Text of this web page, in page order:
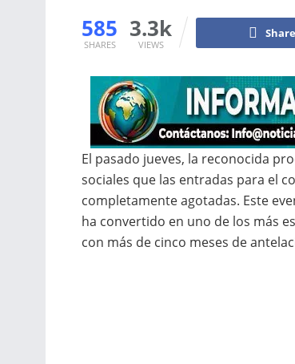
585
SHARES
3.3k
VIEWS
El pasado jueves, la reconocida
sociales que las entradas para el
completamente agotadas. Este
ha convertido en uno de los más
con más de cinco meses de